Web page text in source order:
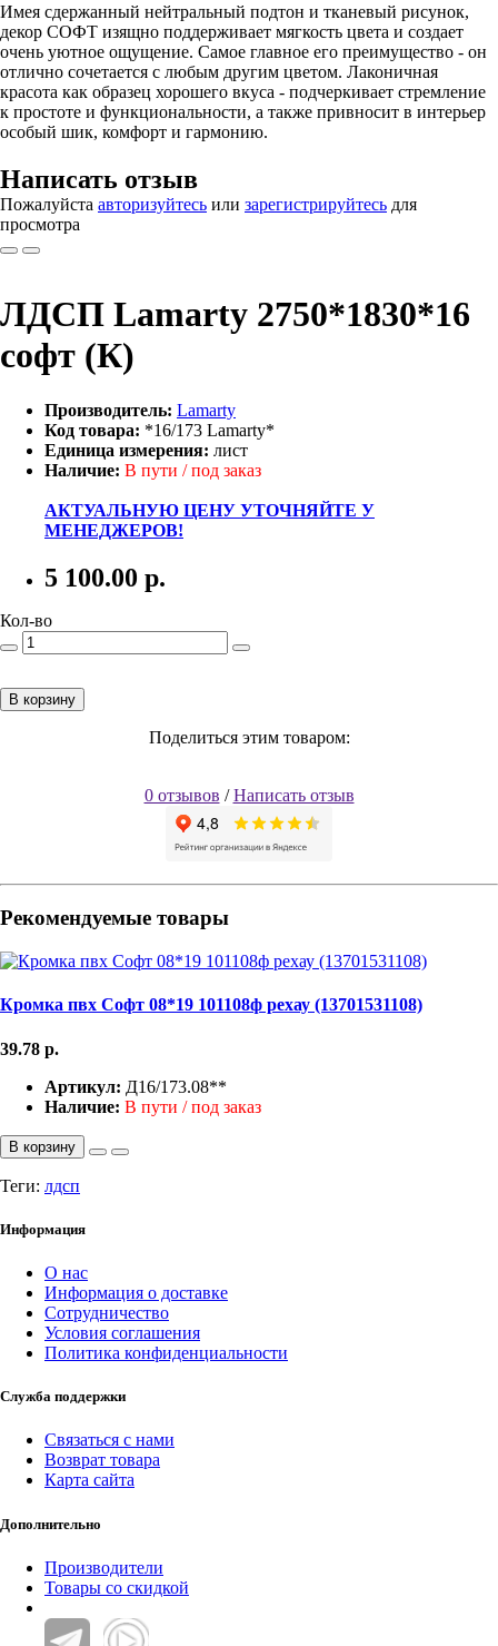
Имея сдержанный нейтральный подтон и тканевый рисунок,
декор СОФТ изящно поддерживает мягкость цвета и создает
очень уютное ощущение. Самое главное его преимущество - он
отлично сочетается с любым другим цветом. Лаконичная
красота как образец хорошего вкуса - подчеркивает стремление
к простоте и функциональности, а также привносит в интерьер
особый шик, комфорт и гармонию.
Написать отзыв
Пожалуйста авторизуйтесь или зарегистрируйтесь для
просмотра
ЛДСП Lamarty 2750*1830*16
софт (К)
Производитель: Lamarty
Код товара: *16/173 Lamarty*
Единица измерения: лист
Наличие: В пути / под заказ
АКТУАЛЬНУЮ ЦЕНУ УТОЧНЯЙТЕ У
МЕНЕДЖЕРОВ!
5 100.00 р.
Кол-во
В корзину
Поделиться этим товаром:
0 отзывов /Написать отзыв
Рекомендуемые товары
Кромка пвх Софт 08*19 101108ф рехау (13701531108)
39.78 р.
Артикул: Д16/173.08**
Наличие: В пути / под заказ
В корзину
Теги: лдсп
Информация
О нас
Информация о доставке
Сотрудничество
Условия соглашения
Политика конфиденциальности
Служба поддержки
Связаться с нами
Возврат товара
Карта сайта
Дополнительно
Производители
Товары со скидкой